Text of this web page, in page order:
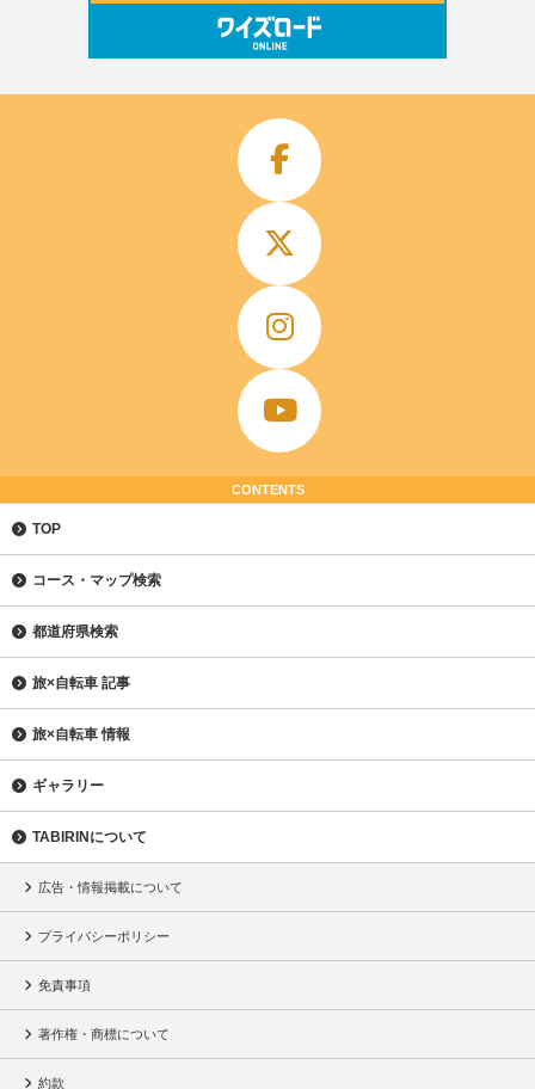
CONTENTS
TOP
コース・マップ検索
都道府県検索
旅×自転車 記事
旅×自転車 情報
ギャラリー
TABIRINについて
広告・情報掲載について
プライバシーポリシー
免責事項
著作権・商標について
約款